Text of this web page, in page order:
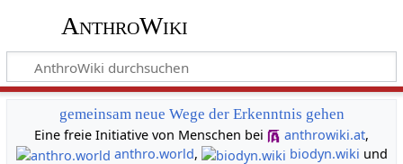
AnthroWiki
gemeinsam neue Wege der Erkenntnis gehen
Eine freie Initiative von Menschen bei
anthrowiki.at,
anthro.world, biodyn.wiki und